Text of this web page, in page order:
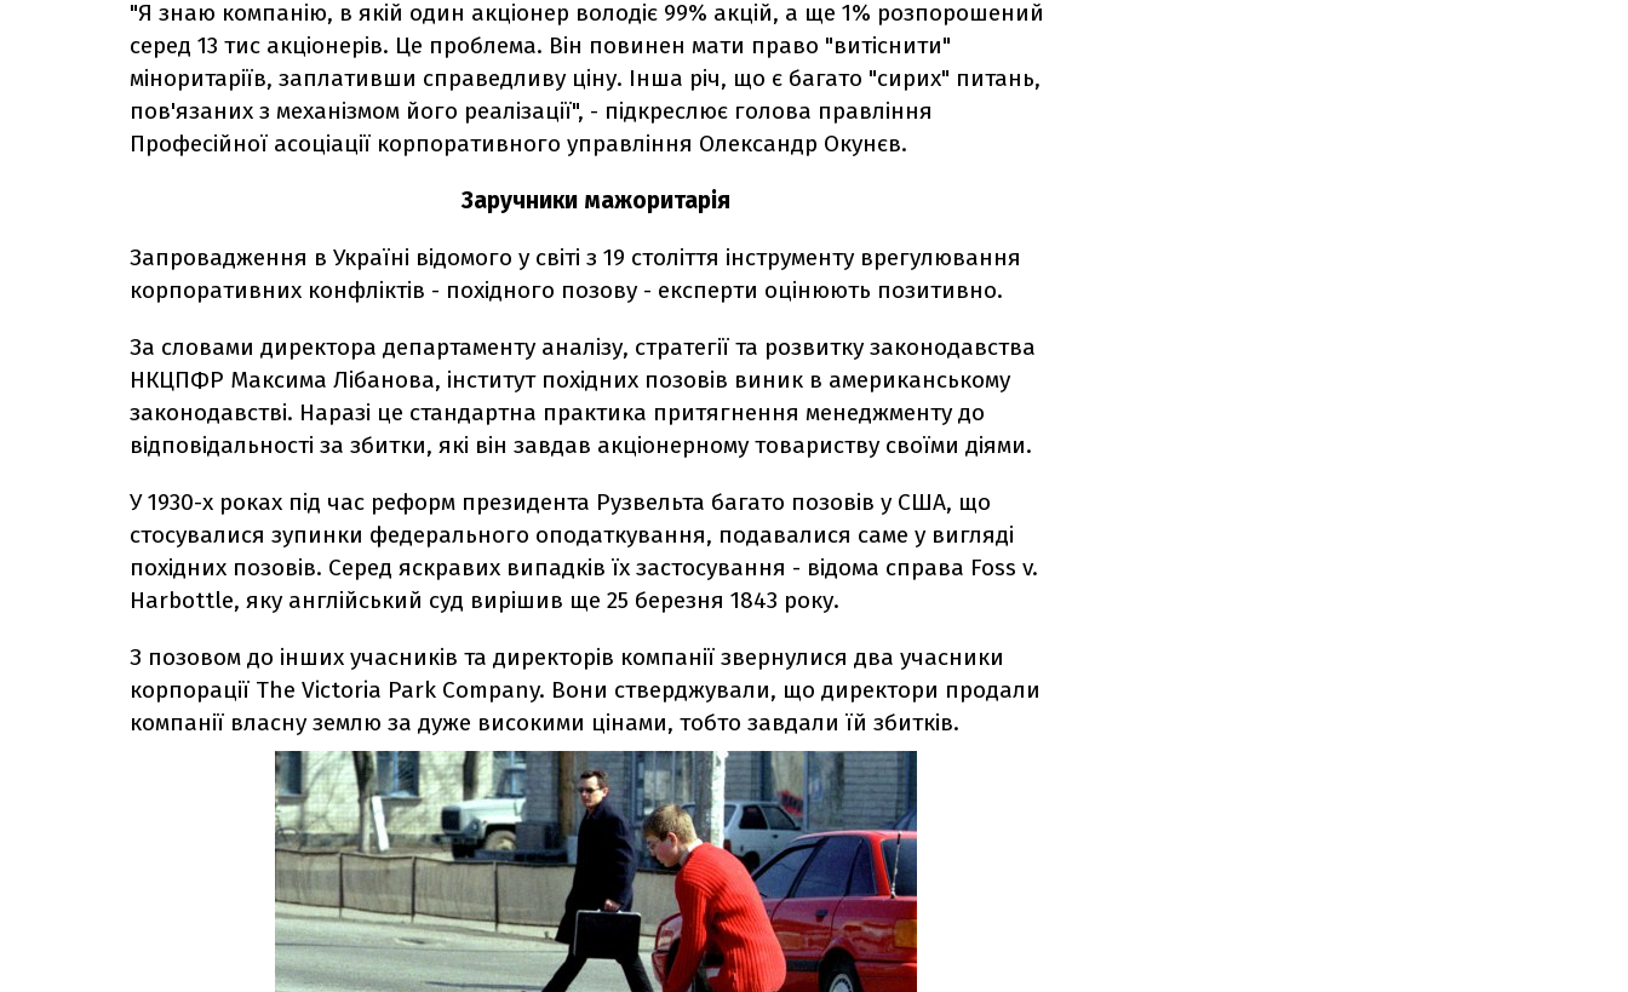
"Я знаю компанію, в якій один акціонер володіє 99% акцій, а ще 1% розпорошений
серед 13 тис акціонерів. Це проблема. Він повинен мати право "витіснити"
міноритаріїв, заплативши справедливу ціну. Інша річ, що є багато "сирих" питань,
пов'язаних з механізмом його реалізації", - підкреслює голова правління
Професійної асоціації корпоративного управління Олександр Окунєв.
Заручники мажоритарія
Запровадження в Україні відомого у світі з 19 століття інструменту врегулювання
корпоративних конфліктів - похідного позову - експерти оцінюють позитивно.
За словами директора департаменту аналізу, стратегії та розвитку законодавства
НКЦПФР Максима Лібанова, інститут похідних позовів виник в американському
законодавстві. Наразі це стандартна практика притягнення менеджменту до
відповідальності за збитки, які він завдав акціонерному товариству своїми діями.
У 1930-х роках під час реформ президента Рузвельта багато позовів у США, що
стосувалися зупинки федерального оподаткування, подавалися саме у вигляді
похідних позовів. Серед яскравих випадків їх застосування - відома справа Foss v.
Harbottle, яку англійський суд вирішив ще 25 березня 1843 року.
З позовом до інших учасників та директорів компанії звернулися два учасники
корпорації The Victoria Park Company. Вони стверджували, що директори продали
компанії власну землю за дуже високими цінами, тобто завдали їй збитків.